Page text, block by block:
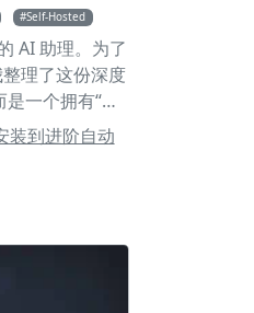
Self-Hosted
AI 助理。为了
理了这份深度
一个拥有“手
枢。 🚀 1. 核
himalaya
（如
时为你整理
告警）或项
取：直接在
的邮件客户
装到进阶自动